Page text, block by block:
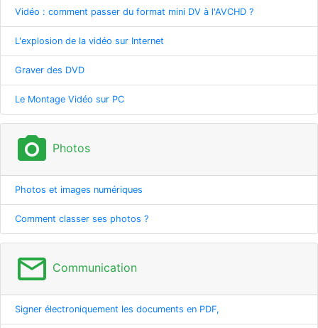
Vidéo : comment passer du format mini DV à l'AVCHD ?
L'explosion de la vidéo sur Internet
Graver des DVD
Le Montage Vidéo sur PC
photo_camera Photos
Photos et images numériques
Comment classer ses photos ?
mail_outline Communication
Signer électroniquement les documents en PDF,